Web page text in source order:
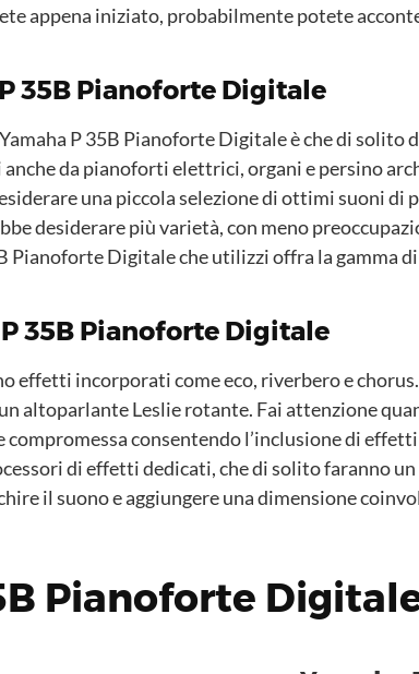
appena iniziato, probabilmente potete
35B Pianoforte Digitale
P 35B Pianoforte Digitale è che di
da pianoforti elettrici, organi e persino
una piccola selezione di ottimi suoni di
desiderare più varietà, con meno
Pianoforte Digitale che utilizzi offra la gamma
35B Pianoforte Digitale
effetti incorporati come eco, riverbero e
altoparlante Leslie rotante. Fai attenzione
compromessa consentendo l’inclusione di
di effetti dedicati, che di solito faranno
il suono e aggiungere una dimensione
Pianoforte